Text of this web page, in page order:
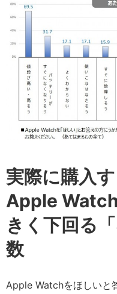
実際に購入
Apple
きく下回る
数
Apple Watchをほしいと